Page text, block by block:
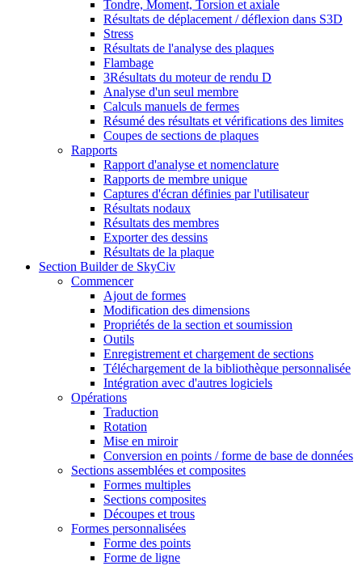
Tondre, Moment, Torsion et axiale
Résultats de déplacement / déflexion dans S3D
Stress
Résultats de l'analyse des plaques
Flambage
3Résultats du moteur de rendu D
Analyse d'un seul membre
Calculs manuels de fermes
Résumé des résultats et vérifications des limites
Coupes de sections de plaques
Rapports
Rapport d'analyse et nomenclature
Rapports de membre unique
Captures d'écran définies par l'utilisateur
Résultats nodaux
Résultats des membres
Exporter des dessins
Résultats de la plaque
Section Builder de SkyCiv
Commencer
Ajout de formes
Modification des dimensions
Propriétés de la section et soumission
Outils
Enregistrement et chargement de sections
Téléchargement de la bibliothèque personnalisée
Intégration avec d'autres logiciels
Opérations
Traduction
Rotation
Mise en miroir
Conversion en points / forme de base de données
Sections assemblées et composites
Formes multiples
Sections composites
Découpes et trous
Formes personnalisées
Forme des points
Forme de ligne